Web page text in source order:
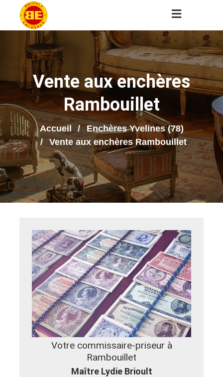
Vente aux enchères
Rambouillet
Accueil
Enchères Yvelines (78)
Vente aux enchères Rambouillet
Votre commissaire-priseur à
Rambouillet
Maître Lydie Brioult